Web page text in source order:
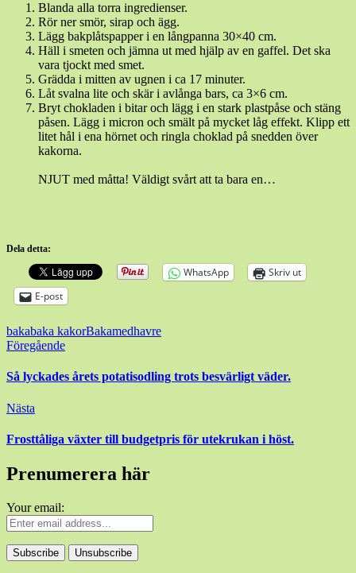
Blanda alla torra ingredienser.
Rör ner smör, sirap och ägg.
Lägg bakplåtspapper i en långpanna 30×40 cm.
Häll i smeten och jämna ut med hjälp av en gaffel. Det ska
vara tjockt med smet.
Grädda i mitten av ugnen i ca 17 minuter.
Låt svalna lite och skär i avlånga bars, ca 3×6 cm.
Bryt chokladen i bitar och lägg i en stark plastpåse och stäng
påsen. Lägg i micron och smält på mycket låg effekt. Klipp ett
litet hål i ena hörnet och ringla choklad på snedden över
kakorna.
NJUT med måtta! Väldigt svårt att ta bara en…
Dela detta:
WhatsApp
Skriv ut
E-post
bakabaka kakorBakamedhavre
Inläggsnavigering
Föregående
Så lyckades årets potatisodling trots besvärligt väder.
Nästa
Frosttåliga växter till budgetpris för utekrukan i höst.
Prenumerera här
Your email: